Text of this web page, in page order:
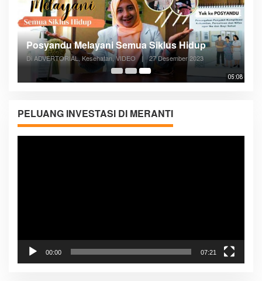
05:08
Posyandu Melayani Semua Siklus Hidup
Di ADVERTORIAL, Kesehatan, VIDEO | 27 Desember 2023
PELUANG INVESTASI DI MERANTI
00:00 07:21